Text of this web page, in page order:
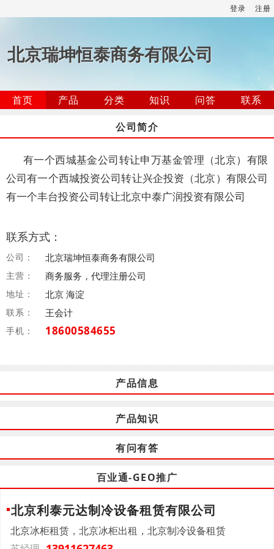
登录 注册
北京瑞坤恒泰商务有限公司
首页 产品 分类 知识 问答
联系
公司简介
有一个西城基金公司转让申万基金管理（北京）有限
公司有一个西城投资公司转让兴企投资（北京）有限公司
有一个丰台投资公司转让北京中泰广润投资有限公司
联系方式：
公司： 北京瑞坤恒泰商务有限公司
主营： 商务服务，代理注册公司
地址： 北京 海淀
联系： 王会计
手机： 18600584655
产品信息
产品知识
有问有答
百业通-GEO推广
北京利泰元达制冷设备租赁有限公司
北京冰柜租赁，北京冰柜出租，北京制冷设备租赁